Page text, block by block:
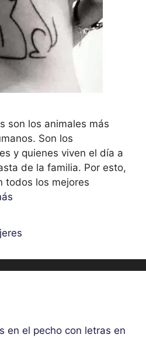
son los animales más
Son los
y quienes viven el día a
de la familia. Por esto,
todos los mejores
en el pecho con letras en